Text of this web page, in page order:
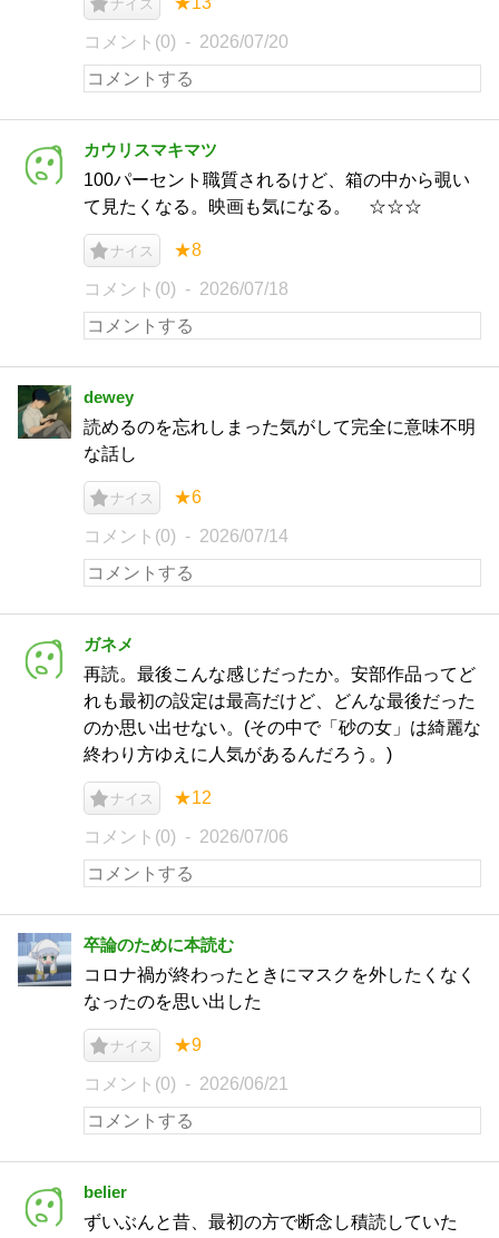
ナイス
コメント(0) 2026/07/20
カウリスマキマツ
100パーセント職質されるけど、箱の中から覗い
て見たくなる。映画も気になる。 ☆☆☆
ナイス ★8
コメント(0) 2026/07/18
dewey
読めるのを忘れしまった気がして完全に意味不明
な話し
ナイス ★6
コメント(0) 2026/07/14
ガネメ
再読。最後こんな感じだったか。安部作品ってど
れも最初の設定は最高だけど、どんな最後だった
のか思い出せない。(その中で「砂の女」は綺麗な
終わり方ゆえに人気があるんだろう。)
ナイス ★12
コメント(0) 2026/07/06
卒論のために本読む
コロナ禍が終わったときにマスクを外したくなく
なったのを思い出した
ナイス ★9
コメント(0) 2026/06/21
belier
ずいぶんと昔、最初の方で断念し積読していた